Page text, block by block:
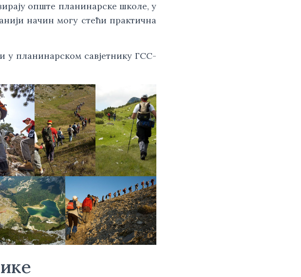
опште планинарске школе, у
начин могу стећи практична
планинарском савјетнику ГСС-